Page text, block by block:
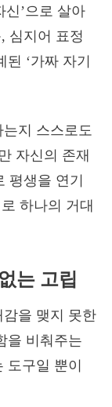
신’으로 살아
심지어 표정
‘가짜 자기
지 스스로도
자신의 존재
평생을 연기
하나의 거대
는 고립
을 맺지 못한
을 비춰주는
구일 뿐이